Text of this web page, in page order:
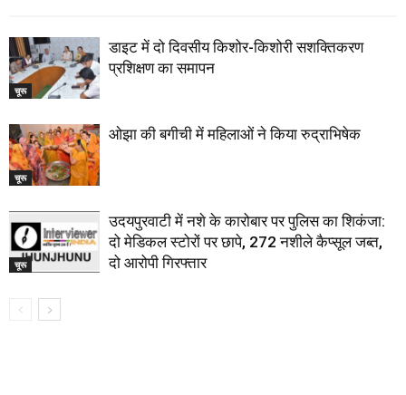
चूरू
डाइट में दो दिवसीय किशोर-किशोरी सशक्तिकरण
प्रशिक्षण का समापन
चूरू
ओझा की बगीची में महिलाओं ने किया रुद्राभिषेक
चूरू
उदयपुरवाटी में नशे के कारोबार पर पुलिस का शिकंजा:
दो मेडिकल स्टोरों पर छापे, 272 नशीले कैप्सूल जब्त,
दो आरोपी गिरफ्तार